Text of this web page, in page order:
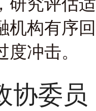
研究评估
机构有序
冲击。
协委